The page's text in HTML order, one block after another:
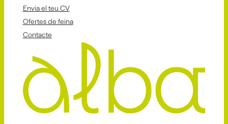
Envia el teu CV
Ofertes de feina
Contacte